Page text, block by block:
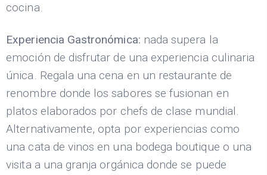
cocina.
Experiencia Gastronómica: nada supera la
emoción de disfrutar de una experiencia culinaria
única. Regala una cena en un restaurante de
renombre donde los sabores se fusionan en
platos elaborados por chefs de clase mundial.
Alternativamente, opta por experiencias como
una cata de vinos en una bodega boutique o una
visita a una granja orgánica donde se puede